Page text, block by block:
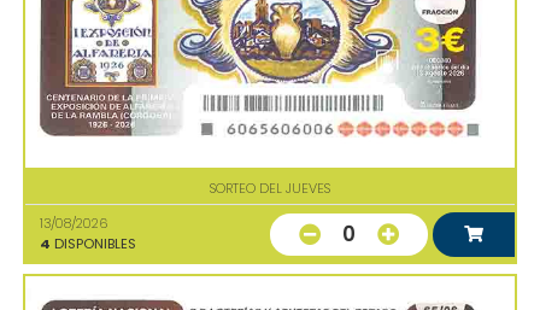
SORTEO DEL JUEVES
13/08/2026
4 DISPONIBLES 0